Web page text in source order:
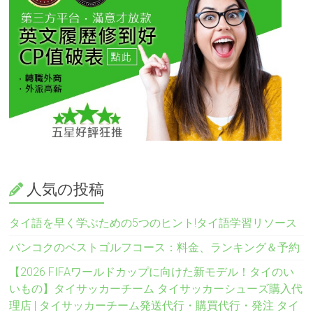
人気の投稿
タイ語を早く学ぶための5つのヒント!タイ語学習リソース
バンコクのベストゴルフコース：料金、ランキング＆予約
【2026 FIFAワールドカップに向けた新モデル！タイのい
いもの】タイサッカーチーム タイサッカーシューズ購入代
理店 | タイサッカーチーム発送代行・購買代行・発注 タイ